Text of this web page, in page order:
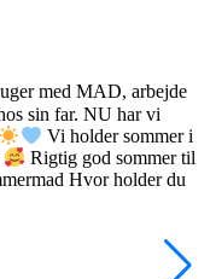
med MAD, arbejde
sin far. NU har vi
Vi holder sommer i
Rigtig god sommer til
Hvor holder du